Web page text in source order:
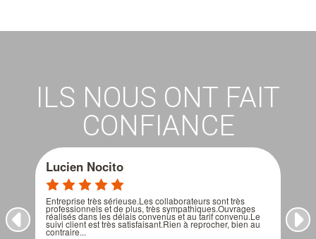
ILS NOUS ONT FAIT
CONFIANCE
Lucien Nocito
Entreprise très sérieuse.Les collaborateurs sont très
professionnels et de plus, très sympathiques.Ouvrages
réalisés dans les délais convenus et au tarif convenu.Le
suivi client est très satisfaisant.Rien à reprocher, bien au
contraire...